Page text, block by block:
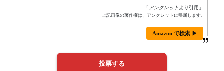
「 アンクレット より引用」
上記画像の著作権は、アンクレットに帰属します。
Amazon で検索 ▶